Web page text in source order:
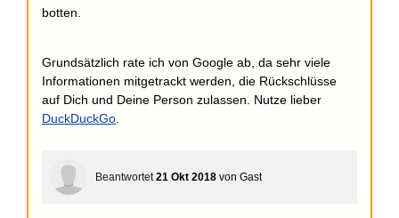
botten.
Grundsätzlich rate ich von Google ab, da sehr viele
Informationen mitgetrackt werden, die Rückschlüsse
auf Dich und Deine Person zulassen. Nutze lieber
DuckDuckGo
Beantwortet 21 Okt 2018 von Gast